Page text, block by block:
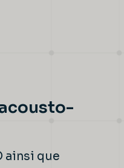
ainsi que